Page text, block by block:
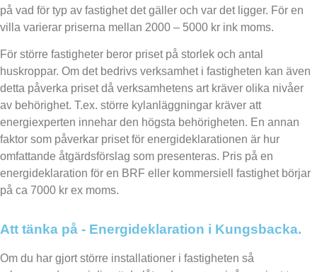
på vad för typ av fastighet det gäller och var det ligger. För en
villa varierar priserna mellan 2000 – 5000 kr ink moms.
För större fastigheter beror priset på storlek och antal
huskroppar. Om det bedrivs verksamhet i fastigheten kan även
detta påverka priset då verksamhetens art kräver olika nivåer
av behörighet. T.ex. större kylanläggningar kräver att
energiexperten innehar den högsta behörigheten. En annan
faktor som påverkar priset för energideklarationen är hur
omfattande åtgärdsförslag som presenteras. Pris på en
energideklaration för en BRF eller kommersiell fastighet börjar
på ca 7000 kr ex moms.
Att tänka på - Energideklaration i Kungsbacka.
Om du har gjort större installationer i fastigheten så